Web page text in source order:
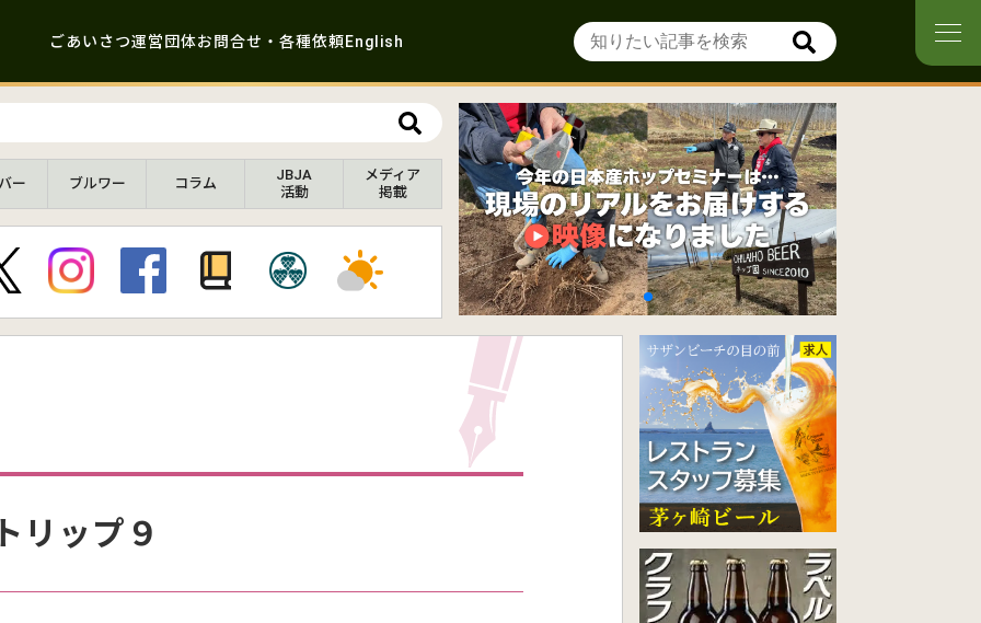
ごあいさつ運営団体お問合せ・各種依頼English
ー ブルワー コラム
JBJA
活動
メディア
掲載
リップ９